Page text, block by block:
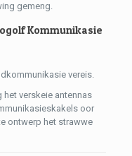
gemeng.
Kommunikasie
vereis.
verskeie antennas
oor
ontwerp het strawwe